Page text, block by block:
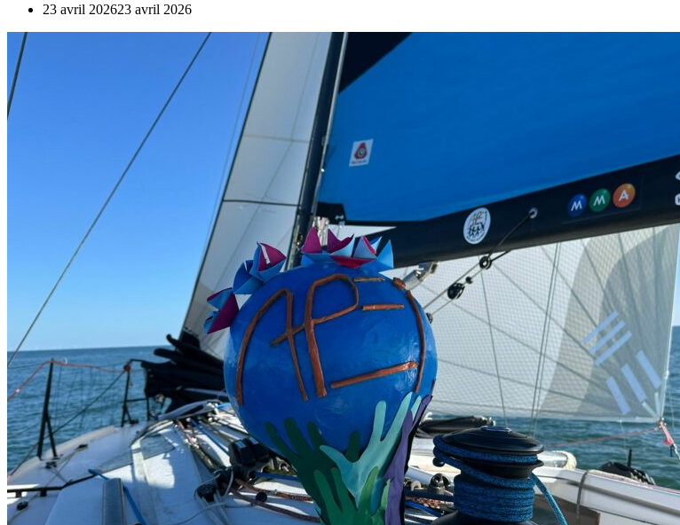
23 avril 202623 avril 2026